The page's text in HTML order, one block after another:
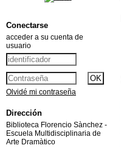
Conectarse
acceder a su cuenta de
usuario
Olvidé mi contraseña
Dirección
Biblioteca Florencio Sànchez -
Escuela Multidisciplinaria de
Arte Dramàtico